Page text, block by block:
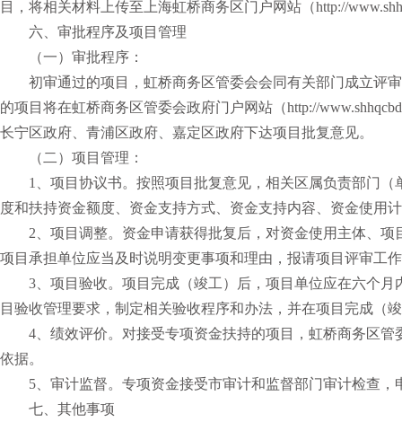
目，将相关材料上传至上海虹桥商务区门户网站（http://
六、审批程序及项目管理
（一）审批程序：
初审通过的项目，虹桥商务区管委会会同有关部门成立评
的项目将在虹桥商务区管委会政府门户网站（http://
长宁区政府、青浦区政府、嘉定区政府下达项目批复意见。
（二）项目管理：
1、项目协议书。按照项目批复意见，相关区属负责部门
度和扶持资金额度、资金支持方式、资金支持内容、资金使用
2、项目调整。资金申请获得批复后，对资金使用主体、
项目承担单位应当及时说明变更事项和理由，报请项目评审工
3、项目验收。项目完成（竣工）后，项目单位应在六个
目验收管理要求，制定相关验收程序和办法，并在项目完成（
4、绩效评价。对接受专项资金扶持的项目，虹桥商务区
依据。
5、审计监督。专项资金接受市审计和监督部门审计检查
七、其他事项